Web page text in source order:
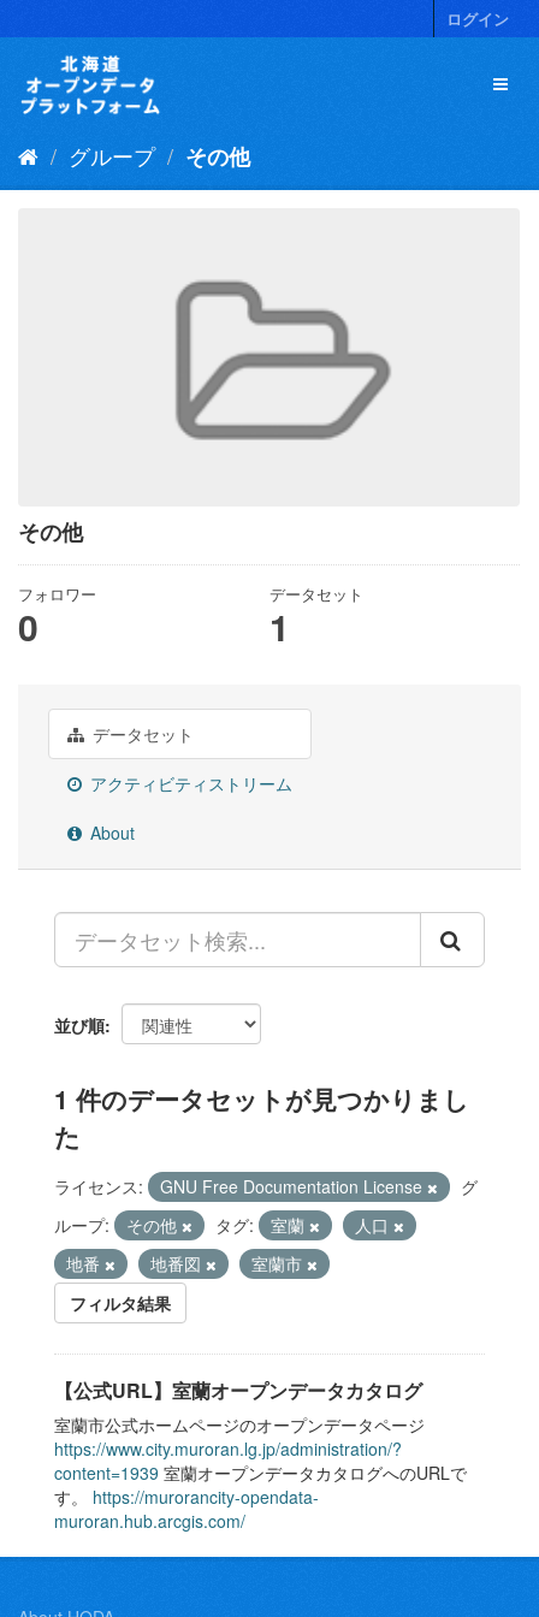
キ
ログイン
グループ その他
その他
フォロワー
0
データセット
1
データセット
アクティビティストリーム
About
並び順
1 件のデータセットが見つかりまし
た
ライセンス: GNU Free Documentation License
グ
ループ:
その他 タグ: 室蘭
人口
地番
地番図
室蘭市
フィルタ結果
【公式URL】室蘭オープンデータカタログ
室蘭市公式ホームページのオープンデータページ
https://www.city.muroran.lg.jp/administration/?
content=1939 室蘭オープンデータカタログへのURLで
す。 https://murorancity-opendata-
muroran.hub.arcgis.com/